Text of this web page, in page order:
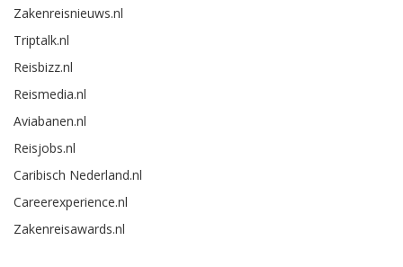
Zakenreisnieuws.nl
Triptalk.nl
Reisbizz.nl
Reismedia.nl
Aviabanen.nl
Reisjobs.nl
Caribisch Nederland.nl
Careerexperience.nl
Zakenreisawards.nl